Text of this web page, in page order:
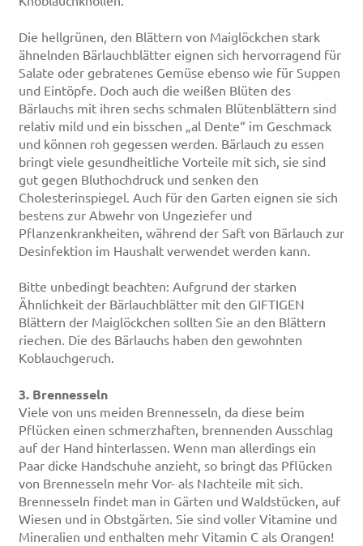
Die hellgrünen, den Blättern von Maiglöckchen stark
ähnelnden Bärlauchblätter eignen sich hervorragend für
Salate oder gebratenes Gemüse ebenso wie für Suppen
und Eintöpfe. Doch auch die weißen Blüten des
Bärlauchs mit ihren sechs schmalen Blütenblättern sind
relativ mild und ein bisschen „al Dente“ im Geschmack
und können roh gegessen werden. Bärlauch zu essen
bringt viele gesundheitliche Vorteile mit sich, sie sind
gut gegen Bluthochdruck und senken den
Cholesterinspiegel. Auch für den Garten eignen sie sich
bestens zur Abwehr von Ungeziefer und
Pflanzenkrankheiten, während der Saft von Bärlauch zur
Desinfektion im Haushalt verwendet werden kann.
Bitte unbedingt beachten: Aufgrund der starken
Ähnlichkeit der Bärlauchblätter mit den GIFTIGEN
Blättern der Maiglöckchen sollten Sie an den Blättern
riechen. Die des Bärlauchs haben den gewohnten
Koblauchgeruch.
3. Brennesseln
Viele von uns meiden Brennesseln, da diese beim
Pflücken einen schmerzhaften, brennenden Ausschlag
auf der Hand hinterlassen. Wenn man allerdings ein
Paar dicke Handschuhe anzieht, so bringt das Pflücken
von Brennesseln mehr Vor- als Nachteile mit sich.
Brennesseln findet man in Gärten und Waldstücken, auf
Wiesen und in Obstgärten. Sie sind voller Vitamine und
Mineralien und enthalten mehr Vitamin C als Orangen!